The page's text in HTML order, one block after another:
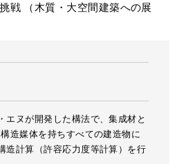
戦 （木質・大空間建築への展
エヌが開発した構法で、集成材と
造媒体を持ちすべての建造物に
造計算（許容応力度等計算）を行